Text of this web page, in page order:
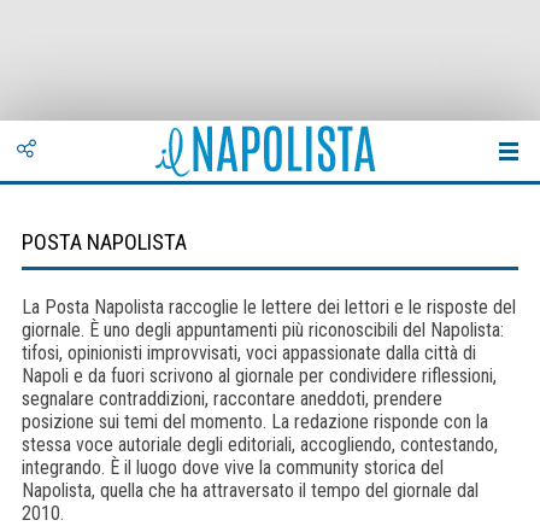
POSTA NAPOLISTA
La Posta Napolista raccoglie le lettere dei lettori e le risposte del
giornale. È uno degli appuntamenti più riconoscibili del Napolista:
tifosi, opinionisti improvvisati, voci appassionate dalla città di
Napoli e da fuori scrivono al giornale per condividere riflessioni,
segnalare contraddizioni, raccontare aneddoti, prendere
posizione sui temi del momento. La redazione risponde con la
stessa voce autoriale degli editoriali, accogliendo, contestando,
integrando. È il luogo dove vive la community storica del
Napolista, quella che ha attraversato il tempo del giornale dal
2010.